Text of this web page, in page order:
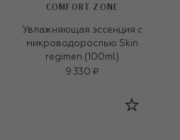
COMFORT ZONE
Увлажняющая эссенция с
микроводорослью Skin
regimen (100ml)
9 330 ₽